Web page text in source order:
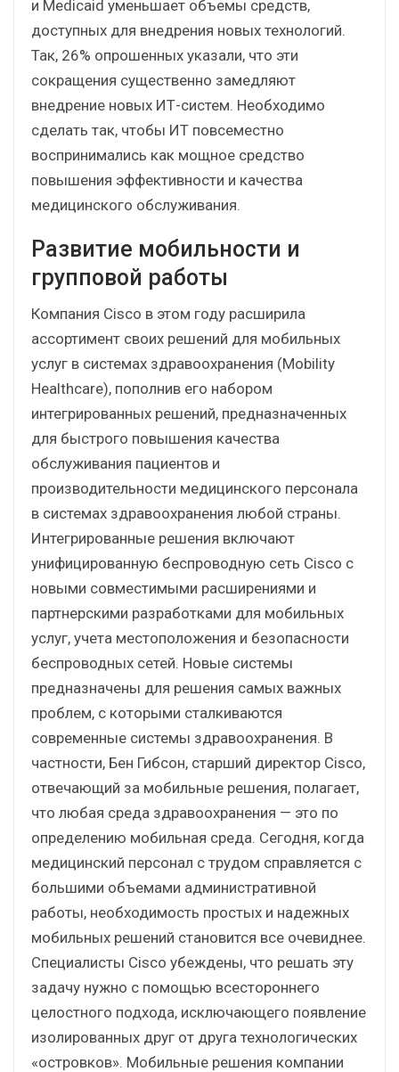
и Medicaid уменьшает объемы средств,
доступных для внедрения новых технологий.
Так, 26% опрошенных указали, что эти
сокращения существенно замедляют
внедрение новых ИТ-систем. Необходимо
сделать так, чтобы ИТ повсеместно
воспринимались как мощное средство
повышения эффективности и качества
медицинского обслуживания.
Развитие мобильности и
групповой работы
Компания Cisco в этом году расширила
ассортимент своих решений для мобильных
услуг в системах здравоохранения (Mobility
Healthcare), пополнив его набором
интегрированных решений, предназначенных
для быстрого повышения качества
обслуживания пациентов и
производительности медицинского персонала
в системах здравоохранения любой страны.
Интегрированные решения включают
унифицированную беспроводную сеть Cisco с
новыми совместимыми расширениями и
партнерскими разработками для мобильных
услуг, учета местоположения и безопасности
беспроводных сетей. Новые системы
предназначены для решения самых важных
проблем, с которыми сталкиваются
современные системы здравоохранения. В
частности, Бен Гибсон, старший директор Cisco,
отвечающий за мобильные решения, полагает,
что любая среда здравоохранения — это по
определению мобильная среда. Сегодня, когда
медицинский персонал с трудом справляется с
большими объемами административной
работы, необходимость простых и надежных
мобильных решений становится все очевиднее.
Специалисты Cisco убеждены, что решать эту
задачу нужно с помощью всестороннего
целостного подхода, исключающего появление
изолированных друг от друга технологических
«островков». Мобильные решения компании